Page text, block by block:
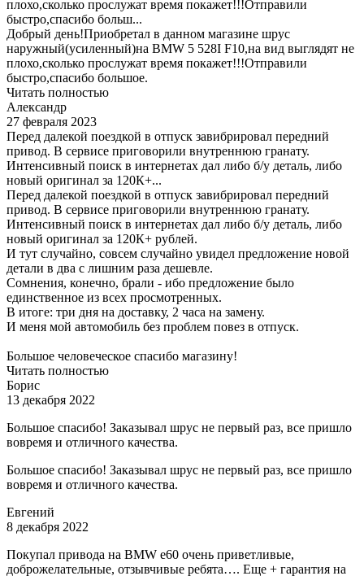
плохо,сколько прослужат время покажет!!!Отправили
быстро,спасибо больш...
Добрый день!Приобретал в данном магазине шрус
наружный(усиленный)на BMW 5 528I F10,на вид выглядят не
плохо,сколько прослужат время покажет!!!Отправили
быстро,спасибо большое.
Читать полностью
Александр
27 февраля 2023
Перед далекой поездкой в отпуск завибрировал передний
привод. В сервисе приговорили внутреннюю гранату.
Интенсивный поиск в интернетах дал либо б/у деталь, либо
новый оригинал за 120К+...
Перед далекой поездкой в отпуск завибрировал передний
привод. В сервисе приговорили внутреннюю гранату.
Интенсивный поиск в интернетах дал либо б/у деталь, либо
новый оригинал за 120К+ рублей.
И тут случайно, совсем случайно увидел предложение новой
детали в два с лишним раза дешевле.
Сомнения, конечно, брали - ибо предложение было
единственное из всех просмотренных.
В итоге: три дня на доставку, 2 часа на замену.
И меня мой автомобиль без проблем повез в отпуск.
Большое человеческое спасибо магазину!
Читать полностью
Борис
13 декабря 2022
Большое спасибо! Заказывал шрус не первый раз, все пришло
вовремя и отличного качества.
Большое спасибо! Заказывал шрус не первый раз, все пришло
вовремя и отличного качества.
Евгений
8 декабря 2022
Покупал привода на BMW e60 очень приветливые,
доброжелательные, отзывчивые ребята…. Еще + гарантия на